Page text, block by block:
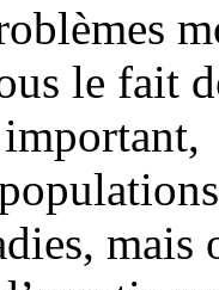
le fait
mais